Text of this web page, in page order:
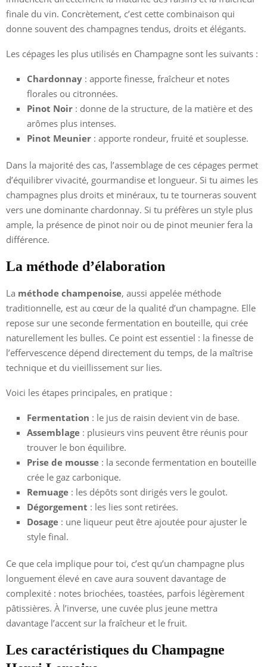
finale du vin. Concrètement, c’est cette combinaison qui
donne souvent des champagnes tendus, droits et élégants.
Les cépages les plus utilisés en Champagne sont les suivants :
Chardonnay : apporte finesse, fraîcheur et notes
florales ou citronnées.
Pinot Noir : donne de la structure, de la matière et des
arômes plus intenses.
Pinot Meunier : apporte rondeur, fruité et souplesse.
Dans la majorité des cas, l’assemblage de ces cépages permet
d’équilibrer vivacité, gourmandise et longueur. Si tu aimes les
champagnes plus droits et minéraux, tu te tourneras souvent
vers une dominante chardonnay. Si tu préfères un style plus
ample, la présence de pinot noir ou de pinot meunier fera la
différence.
La méthode d’élaboration
La méthode champenoise, aussi appelée méthode
traditionnelle, est au cœur de la qualité d’un champagne. Elle
repose sur une seconde fermentation en bouteille, qui crée
naturellement les bulles. Ce point est essentiel : la finesse de
l’effervescence dépend directement du temps, de la maîtrise
technique et du vieillissement sur lies.
Voici les étapes principales, en pratique :
Fermentation : le jus de raisin devient vin de base.
Assemblage : plusieurs vins peuvent être réunis pour
trouver le bon équilibre.
Prise de mousse : la seconde fermentation en bouteille
crée le gaz carbonique.
Remuage : les dépôts sont dirigés vers le goulot.
Dégorgement : les lies sont retirées.
Dosage : une liqueur peut être ajoutée pour ajuster le
style final.
Ce que cela implique pour toi, c’est qu’un champagne plus
longuement élevé en cave aura souvent davantage de
complexité : notes briochées, toastées, parfois légèrement
pâtissières. À l’inverse, une cuvée plus jeune mettra
davantage l’accent sur la fraîcheur et le fruit.
Les caractéristiques du Champagne